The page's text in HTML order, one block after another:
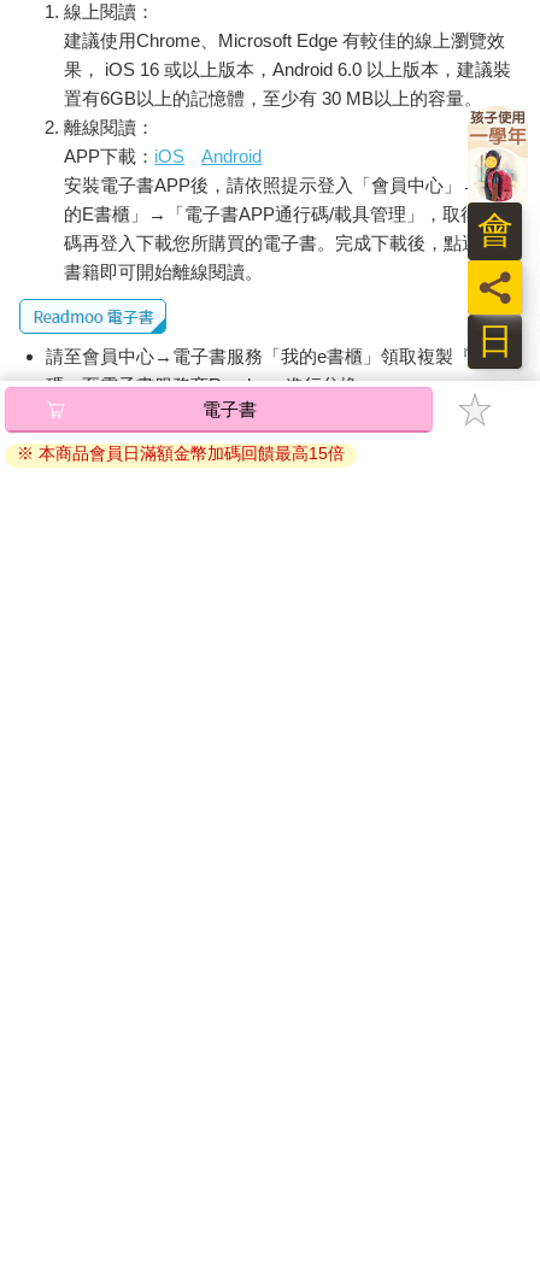
線上閱讀：
建議使用Chrome、Microsoft Edge 有較佳的線上瀏覽效
果， iOS 16 或以上版本，Android 6.0 以上版本，建議裝
置有6GB以上的記憶體，至少有 30 MB以上的容量。
離線閱讀：
APP下載： iOS
Android
安裝電子書APP後，請依照提示登入「會員中心」→「我
的E書櫃」→「電子書APP通行碼/載具管理」，取得通行
碼再登入下載您所購買的電子書。完成下載後，點選任一
書籍即可開始離線閱讀。
請至會員中心→電子書服務「我的e書櫃」領取複製『兌換
碼』至電子書服務商Readmoo進行兌換。
退換貨須知：
因版權保護，您在金石堂所購買的電子書僅能以金石堂專屬
電子書
※ 本商品會員日滿額金幣加碼回饋最高15倍
日
員